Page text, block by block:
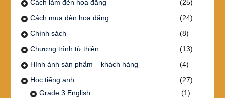
Cách làm đèn hoa đăng
(25)
Cách mua đèn hoa đăng
(24)
Chính sách
(8)
Chương trình từ thiện
(13)
Hình ảnh sản phẩm – khách hàng
(4)
Học tiếng anh
(27)
Grade 3 English
(1)